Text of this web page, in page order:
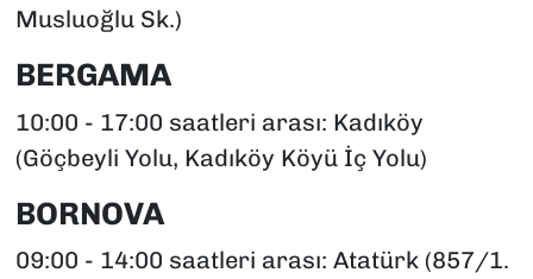
Musluoğlu Sk.)
BERGAMA
10:00 - 17:00 saatleri arası: Kadıköy
(Göçbeyli Yolu, Kadıköy Köyü İç Yolu)
BORNOVA
09:00 - 14:00 saatleri arası: Atatürk (857/1.